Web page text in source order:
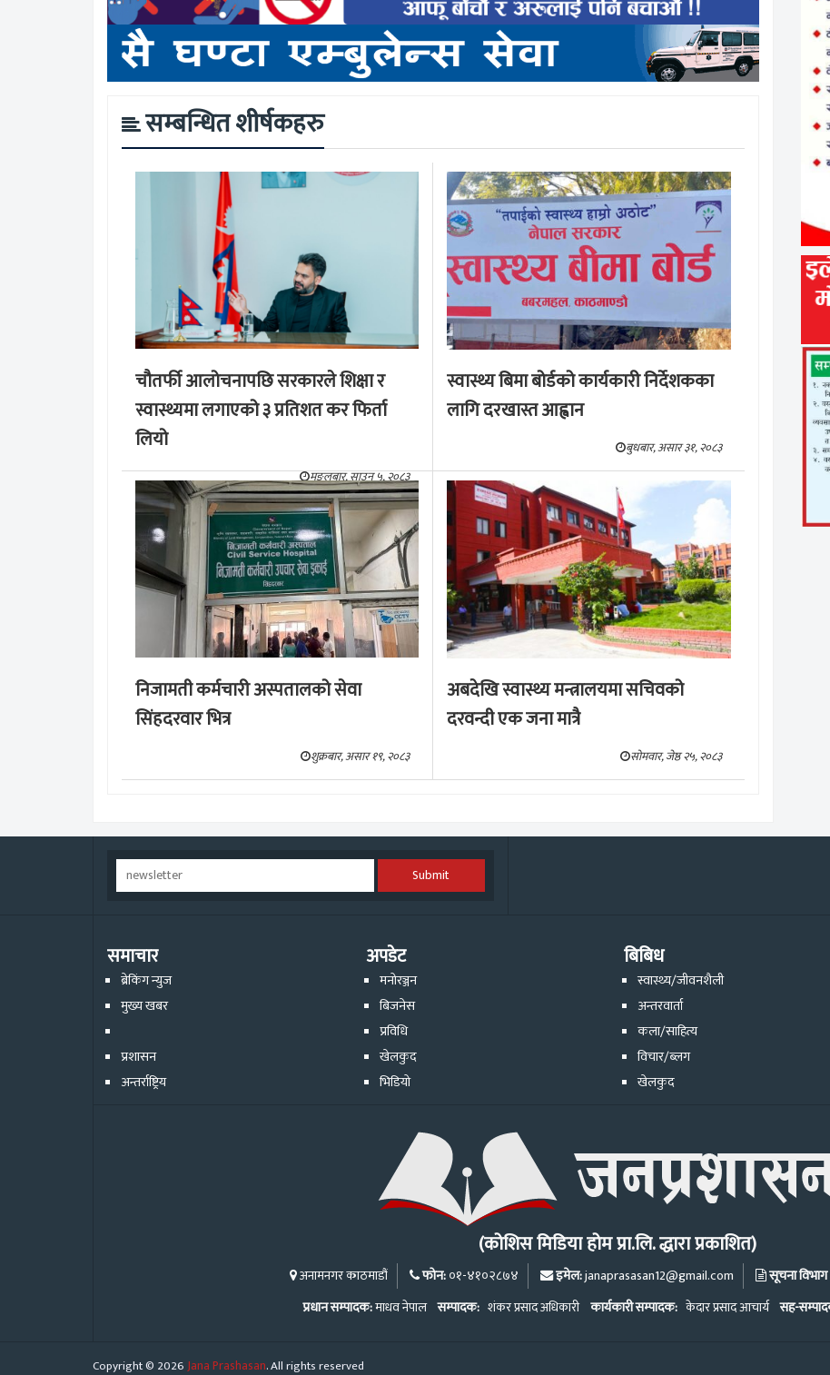
सम्बन्धित शीर्षकहरु
चौतर्फी आलोचनापछि सरकारले शिक्षा र
स्वास्थ्यमा लगाएको ३ प्रतिशत कर फिर्ता
लियो
मङ्लबार, साउन ५, २०८३
स्वास्थ्य बिमा बोर्डको कार्यकारी निर्देशकका
लागि दरखास्त आह्वान
बुधबार, असार ३१, २०८३
निजामती कर्मचारी अस्पतालको सेवा
सिंहदरवार भित्र
शुक्रबार, असार १९, २०८३
अबदेखि स्वास्थ्य मन्त्रालयमा सचिवको
दरवन्दी एक जना मात्रै
सोमवार, जेष्ठ २५, २०८३
Submit
समाचार
ब्रेकिंग न्युज
मुख्य खबर
प्रशासन
अन्तर्राष्ट्रिय
अपडेट
मनोरञ्जन
बिजनेस
प्रविधि
खेलकुद
भिडियो
बिबिध
स्वास्थ्य/जीवनशैली
अन्तरवार्ता
कला/साहित्य
विचार/ब्लग
खेलकुद
(कोशिस मिडिया होम प्रा.लि. द्धारा प्रकाशित)
अनामनगर काठमाडौं फोन:०१-४१०२८७४ इमेल:janaprasasan12@gmail.com सूचना विभाग
प्रधान सम्पादक:माधव नेपाल सम्पादक:शंकर प्रसाद अधिकारी कार्यकारी सम्पादक:केदार प्रसाद आचार्य सह-
Copyright © 2026Jana Prashasan. All rights reserved